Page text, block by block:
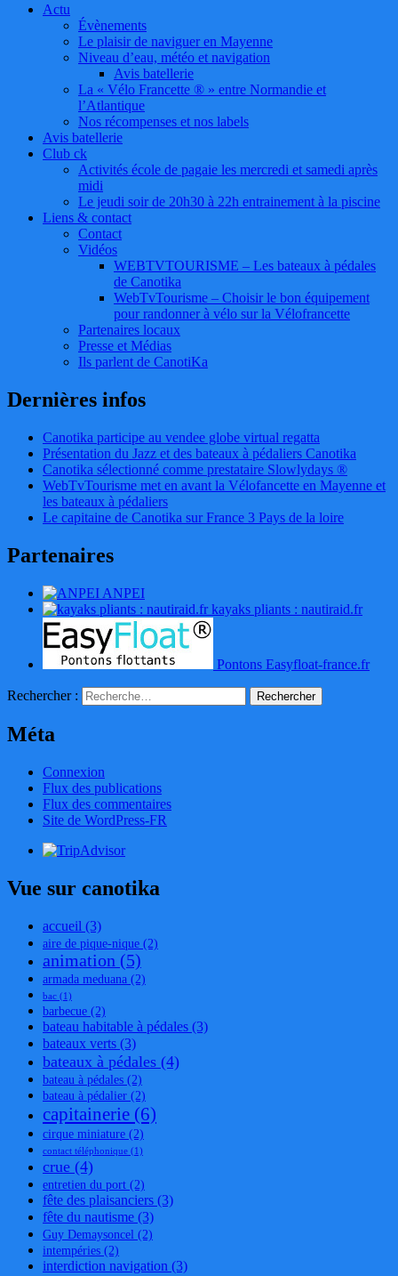
Actu
Évènements
Le plaisir de naviguer en Mayenne
Niveau d’eau, météo et navigation
Avis batellerie
La « Vélo Francette ® » entre Normandie et
l’Atlantique
Nos récompenses et nos labels
Avis batellerie
Club ck
Activités école de pagaie les mercredi et samedi après
midi
Le jeudi soir de 20h30 à 22h entrainement à la piscine
Liens & contact
Contact
Vidéos
WEBTVTOURISME – Les bateaux à pédales
de Canotika
WebTvTourisme – Choisir le bon équipement
pour randonner à vélo sur la Vélofrancette
Partenaires locaux
Presse et Médias
Ils parlent de CanotiKa
Dernières infos
Canotika participe au vendee globe virtual regatta
Présentation du Jazz et des bateaux à pédaliers Canotika
Canotika sélectionné comme prestataire Slowlydays ®
WebTvTourisme met en avant la Vélofancette en Mayenne et
les bateaux à pédaliers
Le capitaine de Canotika sur France 3 Pays de la loire
Partenaires
ANPEI
kayaks pliants : nautiraid.fr
Pontons Easyfloat-france.fr
Rechercher :
Méta
Connexion
Flux des publications
Flux des commentaires
Site de WordPress-FR
Vue sur canotika
accueil (3)
aire de pique-nique (2)
animation (5)
armada meduana (2)
bac (1)
barbecue (2)
bateau habitable à pédales (3)
bateaux verts (3)
bateaux à pédales (4)
bateau à pédales (2)
bateau à pédalier (2)
capitainerie (6)
cirque miniature (2)
contact téléphonique (1)
crue (4)
entretien du port (2)
fête des plaisanciers (3)
fête du nautisme (3)
Guy Demaysoncel (2)
intempéries (2)
interdiction navigation (3)